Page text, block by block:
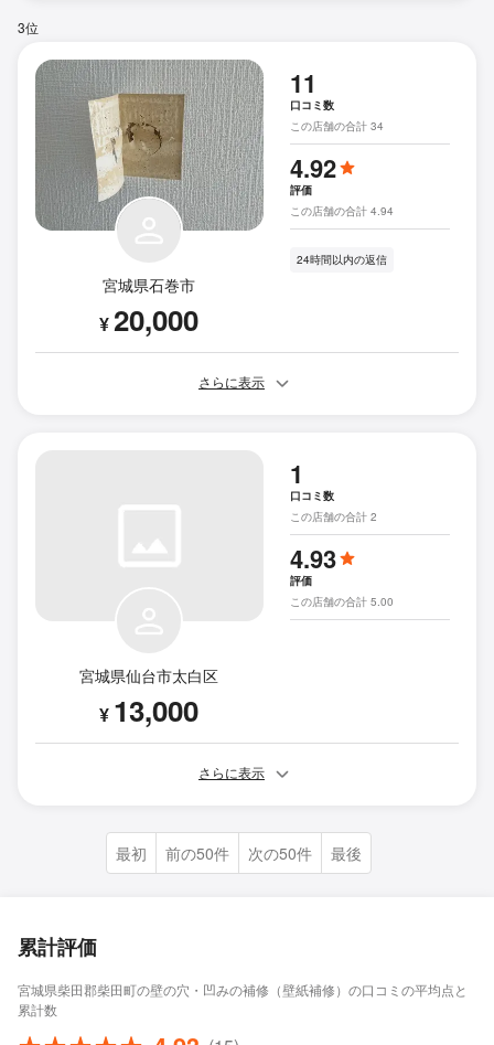
3位
宮城県石巻市
¥20,000
11
口コミ数
この店舗の合計 34
4.92
評価
この店舗の合計 4.94
24時間以内の返信
さらに表示
宮城県仙台市太白区
¥ 13,000
1
口コミ数
この店舗の合計 2
4.93
評価
この店舗の合計 5.00
さらに表示
最初 前の50件 次の50件 最後
累計評価
宮城県柴田郡柴田町の壁の穴・凹みの補修（壁紙補修）の口コミの平均点と
累計数